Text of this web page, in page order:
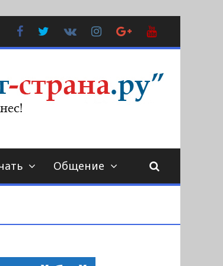
FacebookTwitter
Контакте
Instagram
Google
Plus
Общение